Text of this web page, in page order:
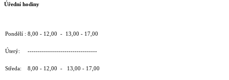
Úřední hodiny
Pondělí : 8,00 - 12,00 - 13,00 - 17,00
Úterý: ----------------------------------
Středa: 8,00 - 12,00 - 13,00 - 17,00